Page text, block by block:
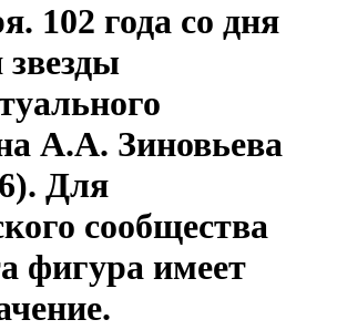
102 года со дня
А.А. Зиновьева
Для
сообщества
фигура имеет